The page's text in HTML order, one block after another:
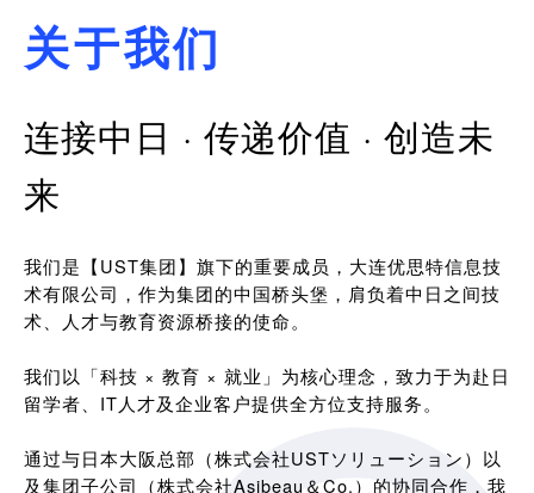
关于我们
连接中日 · 传递价值 · 创造未
来
我们是【UST集团】旗下的重要成员，大连优思特信息技
术有限公司，作为集团的中国桥头堡，肩负着中日之间技
术、人才与教育资源桥接的使命。
我们以「科技 × 教育 × 就业」为核心理念，致力于为赴日
留学者、IT人才及企业客户提供全方位支持服务。
通过与日本大阪总部（株式会社USTソリューション）以
及集团子公司（株式会社Asibeau＆Co.）的协同合作，我